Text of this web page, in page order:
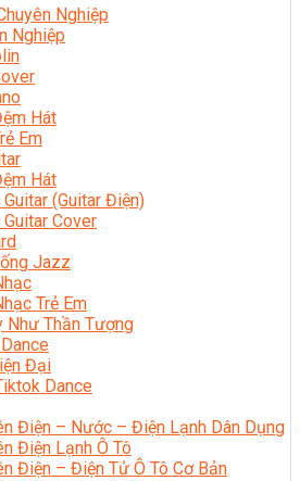
Nghiệp
Nghiệp
Hát
Em
Hát
(Guitar Điện)
Cover
Jazz
Trẻ Em
Như Thần Tượng
Đại
Dance
Điện – Nước – Điện Lạnh Dân Dụng
Điện Lạnh Ô Tô
Điện – Điện Tử Ô Tô Cơ Bản